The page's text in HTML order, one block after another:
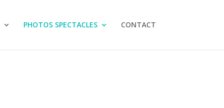
PHOTOS SPECTACLES CONTACT